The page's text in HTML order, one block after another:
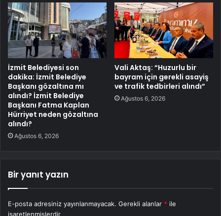
İzmit Belediyesi son
dakika: İzmit Belediye
Başkanı gözaltına mı
alındı? İzmit Belediye
Başkanı Fatma Kaplan
Hürriyet neden gözaltına
alındı?
Ağustos 6, 2026
Vali Aktaş: “Huzurlu bir
bayram için gerekli asayiş
ve trafik tedbirleri alındı”
Ağustos 6, 2026
Bir yanıt yazın
E-posta adresiniz yayınlanmayacak. Gerekli alanlar * ile
işaretlenmişlerdir